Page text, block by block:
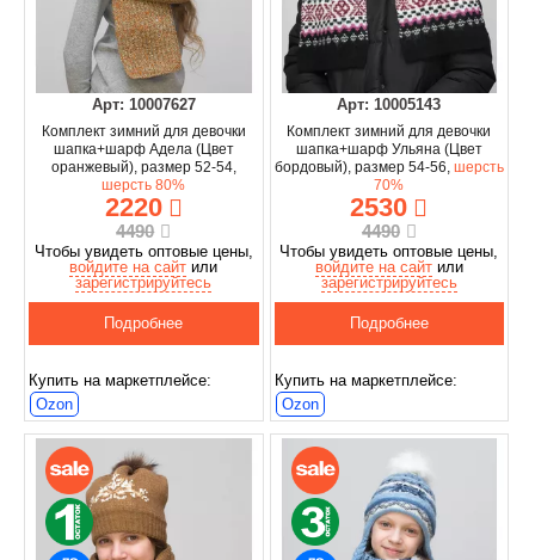
Арт: 10007627
Комплект зимний для девочки
шапка+шарф Адела (Цвет
оранжевый), размер 52-54,
шерсть 80%
2220
4490
Чтобы увидеть оптовые цены,
войдите на сайт или
зарегистрируйтесь
Подробнее
Купить на маркетплейсе:
Ozon
Арт: 10005143
Комплект зимний для девочки
шапка+шарф Ульяна (Цвет
бордовый), размер 54-56, шерсть
70%
2530
4490
Чтобы увидеть оптовые цены,
войдите на сайтили
зарегистрируйтесь
Подробнее
Купить на маркетплейсе:
Ozon